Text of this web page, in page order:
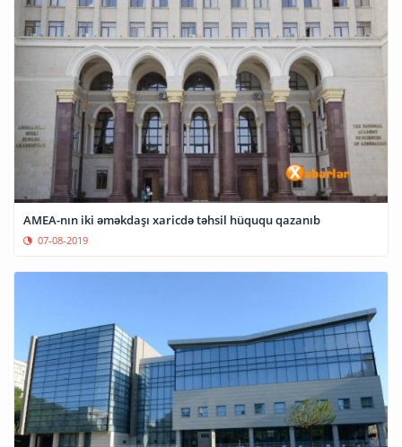
AMEA-nın iki əməkdaşı xaricdə təhsil hüququ qazanıb
07-08-2019